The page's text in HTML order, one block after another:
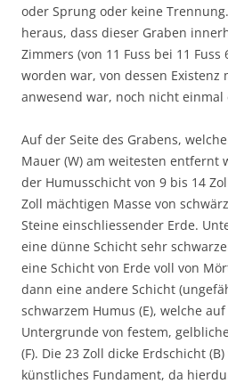
oder Sprung oder keine
heraus, dass dieser Graben
Zimmers (von 11 Fuss bei 11 Fuss
worden war, von dessen Existenz
anwesend war, noch nicht
Auf der Seite des Grabens,
Mauer (W) am weitesten entfernt
der Humusschicht von 9 bis 14
Zoll mächtigen Masse von
Steine einschliessender Erde.
eine dünne Schicht sehr
eine Schicht von Erde voll von
dann eine andere Schicht
schwarzem Humus (E), welche
Untergrunde von festem,
(F). Die 23 Zoll dicke Erdschicht
künstliches Fundament, da